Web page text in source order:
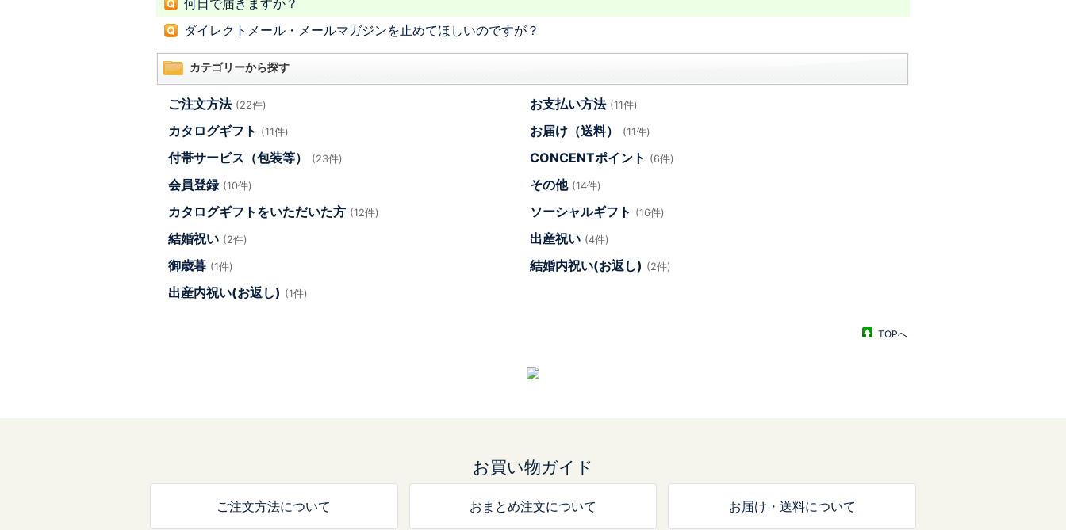
何日で届きますか？
ダイレクトメール・メールマガジンを止めてほしいのですが？
カテゴリーから探す
ご注文方法 (22件) お支払い方法 (11件)
カタログギフト (11件) お届け（送料） (11件)
付帯サービス（包装等） (23件) CONCENTポイント (6件)
会員登録 (10件) その他 (14件)
カタログギフトをいただいた方 (12件) ソーシャルギフト (16件)
結婚祝い (2件) 出産祝い (4件)
御歳暮 (1件) 結婚内祝い(お返し) (2件)
出産内祝い(お返し) (1件)
TOPへ
お買い物ガイド
ご注文方法について おまとめ注文について お届け・送料について